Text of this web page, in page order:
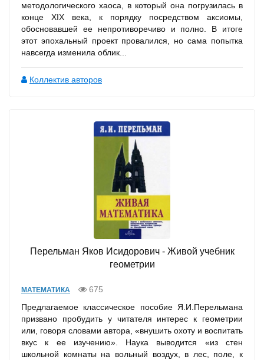
методологического хаоса, в который она погрузилась в
конце XIX века, к порядку посредством аксиомы,
обосновавшей ее непротиворечиво и полно. В итоге
этот эпохальный проект провалился, но сама попытка
навсегда изменила облик...
Коллектив авторов
Перельман Яков Исидорович - Живой учебник
геометрии
МАТЕМАТИКА
675
Предлагаемое классическое пособие Я.И.Перельмана
призвано пробудить у читателя интерес к геометрии
или, говоря словами автора, «внушить охоту и воспитать
вкус к ее изучению». Наука выводится «из стен
школьной комнаты на вольный воздух, в лес, поле, к